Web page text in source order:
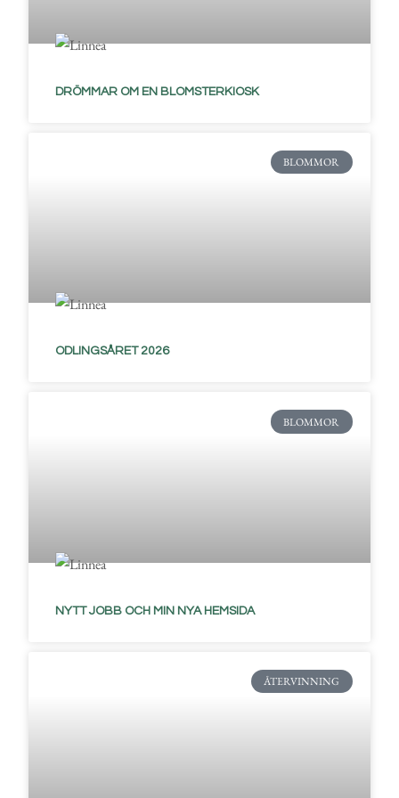
DRÖMMAR OM EN BLOMSTERKIOSK
BLOMMOR
ODLINGSÅRET 2026
BLOMMOR
NYTT JOBB OCH MIN NYA HEMSIDA
ÅTERVINNING